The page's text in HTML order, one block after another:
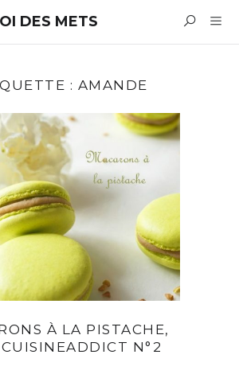
DES METS
: AMANDE
À LA PISTACHE,
N°2